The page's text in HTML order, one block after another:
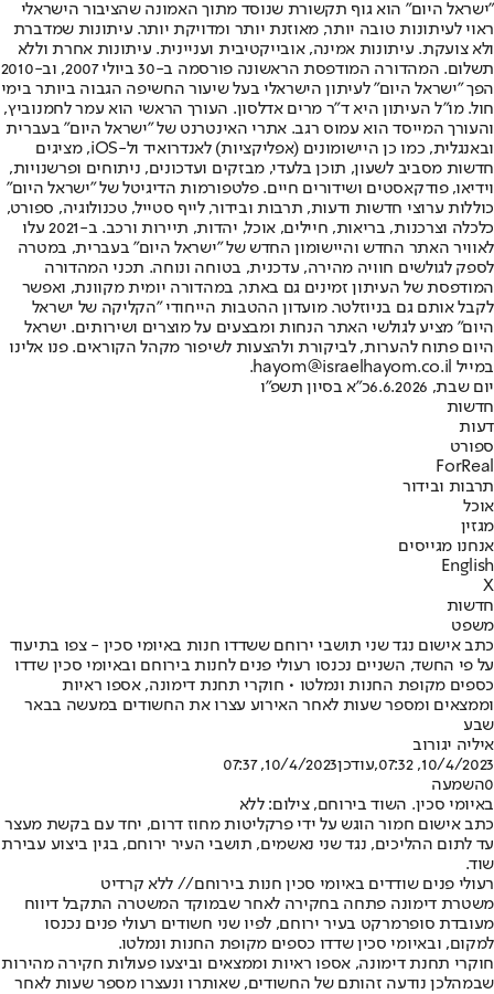
"ישראל היום" הוא גוף תקשורת שנוסד מתוך האמונה שהציבור הישראלי
ראוי לעיתונות טובה יותר, מאוזנת יותר ומדויקת יותר. עיתונות שמדברת
ולא צועקת. עיתונות אמינה, אובייקטיבית ועניינית. עיתונות אחרת וללא
תשלום. המהדורה המודפסת הראשונה פורסמה ב-30 ביולי 2007, וב-2010
הפך "ישראל היום" לעיתון הישראלי בעל שיעור החשיפה הגבוה ביותר בימי
חול. מו"ל העיתון היא ד"ר מרים אדלסון. העורך הראשי הוא עמר לחמנוביץ,
והעורך המייסד הוא עמוס רגב. אתרי האינטרנט של "ישראל היום" בעברית
ובאנגלית, כמו כן היישומונים (אפליקציות) לאנדרואיד ול-iOS, מציגים
חדשות מסביב לשעון, תוכן בלעדי, מבזקים ועדכונים, ניתוחים ופרשנויות,
וידיאו, פודקאסטים ושידורים חיים. פלטפורמות הדיגיטל של "ישראל היום"
כוללות ערוצי חדשות ודעות, תרבות ובידור, לייף סטייל, טכנולוגיה, ספורט,
כלכלה וצרכנות, בריאות, חיילים, אוכל, יהדות, תיירות ורכב. ב-2021 עלו
לאוויר האתר החדש והיישומון החדש של "ישראל היום" בעברית, במטרה
לספק לגולשים חוויה מהירה, עדכנית, בטוחה ונוחה. תכני המהדורה
המודפסת של העיתון זמינים גם באתר, במהדורה יומית מקוונת, ואפשר
לקבל אותם גם בניוזלטר. מועדון ההטבות הייחודי "הקליקה של ישראל
היום" מציע לגולשי האתר הנחות ומבצעים על מוצרים ושירותים. ישראל
היום פתוח להערות, לביקורת ולהצעות לשיפור מקהל הקוראים. פנו אלינו
במייל hayom@israelhayom.co.il.
יום שבת, 6.6.2026
כ"א בסיון תשפ"ו
חדשות
דעות
ספורט
ForReal
תרבות ובידור
אוכל
מגזין
אנחנו מגייסים
English
X
חדשות
משפט
כתב אישום נגד שני תושבי ירוחם ששדדו חנות באיומי סכין - צפו בתיעוד
על פי החשד, השניים נכנסו רעולי פנים לחנות בירוחם ובאיומי סכין שדדו
כספים מקופת החנות ונמלטו • חוקרי תחנת דימונה, אספו ראיות
וממצאים ומספר שעות לאחר האירוע עצרו את החשודים במעשה בבאר
שבע
איליה יגורוב
10/4/2023, 07:32
,עודכן10/4/2023, 07:37
0השמעה
באיומי סכין. השוד בירוחם, צילום: ללא
כתב אישום חמור הוגש על ידי פרקליטות מחוז דרום, יחד עם בקשת מעצר
עד לתום ההליכים, נגד שני נאשמים, תושבי העיר ירוחם, בגין ביצוע עבירת
שוד.
רעולי פנים שודדים באיומי סכין חנות בירוחם// ללא קרדיט
משטרת דימונה פתחה בחקירה לאחר שבמוקד המשטרה התקבל דיווח
מעובדת סופרמרקט בעיר ירוחם, לפיו שני חשודים רעולי פנים נכנסו
למקום, ובאיומי סכין שדדו כספים מקופת החנות ונמלטו.
חוקרי תחנת דימונה, אספו ראיות וממצאים וביצעו פעולות חקירה מהירות
שבמהלכן נודעה זהותם של החשודים, שאותרו ונעצרו מספר שעות לאחר